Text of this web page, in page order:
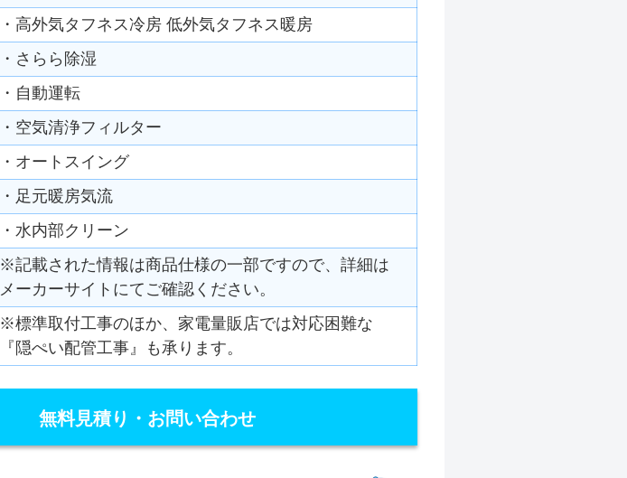
・高外気タフネス冷房 低外気タフネス暖房
・さらら除湿
・自動運転
・空気清浄フィルター
・オートスイング
・足元暖房気流
・水内部クリーン
※記載された情報は商品仕様の一部ですので、詳細は
メーカーサイトにてご確認ください。
※標準取付工事のほか、家電量販店では対応困難な
『隠ぺい配管工事』も承ります。
無料見積り・お問い合わせ